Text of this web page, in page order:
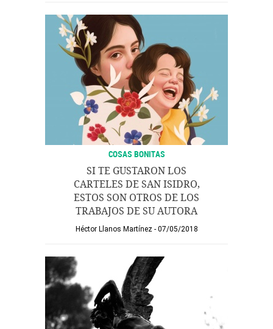
COSAS BONITAS
SI TE GUSTARON LOS
CARTELES DE SAN ISIDRO,
ESTOS SON OTROS DE LOS
TRABAJOS DE SU AUTORA
Héctor Llanos Martínez 07/05/2018